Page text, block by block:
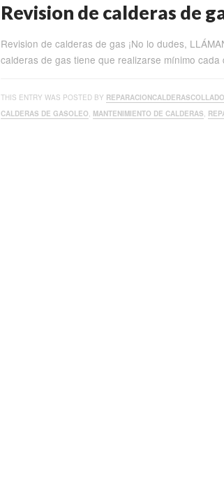
Revision de calderas de
Revision de calderas de gas ¡No lo dudes,
calderas de gas tiene que realizarse mínimo
THIS ENTRY WAS POSTED BY
CALDERAS DE GASOLEO, MANTENIMIENTO DE CALDERAS,